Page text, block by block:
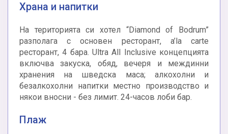
Храна и напитки
На територията си хотел “Diamond of Bodrum”
разполага с основен ресторант, a’la carte
ресторант, 4 бара. Ultra All Inclusive концепцията
включва закуска, обяд, вечеря и междинни
хранения на шведска маса; алкохолни и
безалкохолни напитки местно производство и
някои вносни - без лимит. 24-часов лоби бар.
Плаж